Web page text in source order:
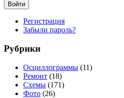
Войти
Регистрация
Забыли пароль?
Рубрики
Осциллограммы (11)
Ремонт (18)
Схемы (171)
Фото (26)